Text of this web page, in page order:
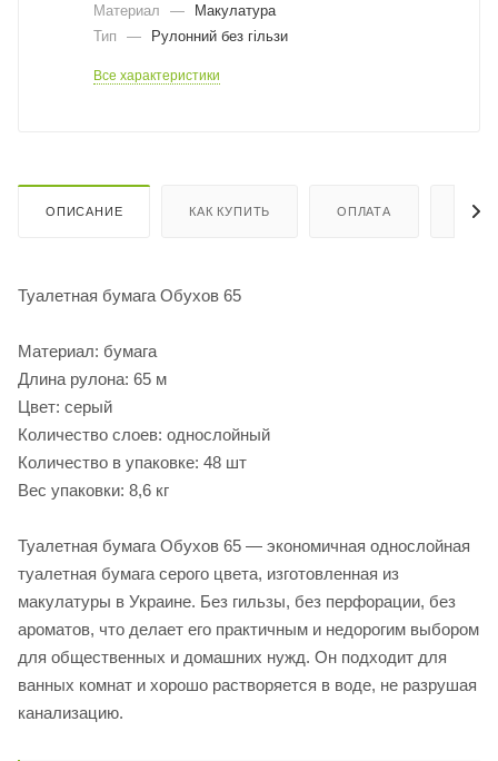
Материал
—
Макулатура
Тип
— Рулонний без гільзи
Все характеристики
ОПИСАНИЕ КАК КУПИТЬ ОПЛАТА
Туалетная бумага Обухов 65
Материал: бумага
Длина рулона: 65 м
Цвет: серый
Количество слоев: однослойный
Количество в упаковке: 48 шт
Вес упаковки: 8,6 кг
Туалетная бумага Обухов 65 — экономичная однослойная
туалетная бумага серого цвета, изготовленная из
макулатуры в Украине. Без гильзы, без перфорации, без
ароматов, что делает его практичным и недорогим выбором
для общественных и домашних нужд. Он подходит для
ванных комнат и хорошо растворяется в воде, не разрушая
канализацию.